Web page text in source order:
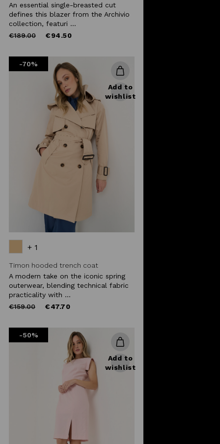
An essential single-breasted cut
defines this blazer from the Archivio
collection, featuri ...
Price
€189.00to €94.50
-70%
Add to
wishlist
+ 1
Timon hooded trench coat
A modern take on the iconic spring
outerwear, blending technical fabric
practicality with ...
Price
€159.00to €47.70
-50%
Add to
wishlist